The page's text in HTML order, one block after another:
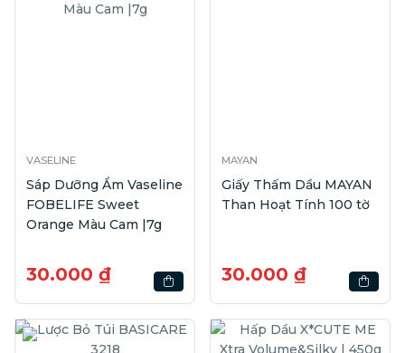
VASELINE
Sáp Dưỡng Ẩm Vaseline
FOBELIFE Sweet
Orange Màu Cam |7g
30.000 ₫
MAYAN
Giấy Thấm Dầu MAYAN
Than Hoạt Tính 100 tờ
30.000 ₫